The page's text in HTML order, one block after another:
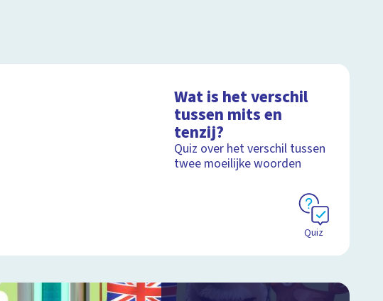
Wat is het verschil
tussen mits en
tenzij?
Quiz over het verschil tussen
twee moeilijke woorden
Quiz